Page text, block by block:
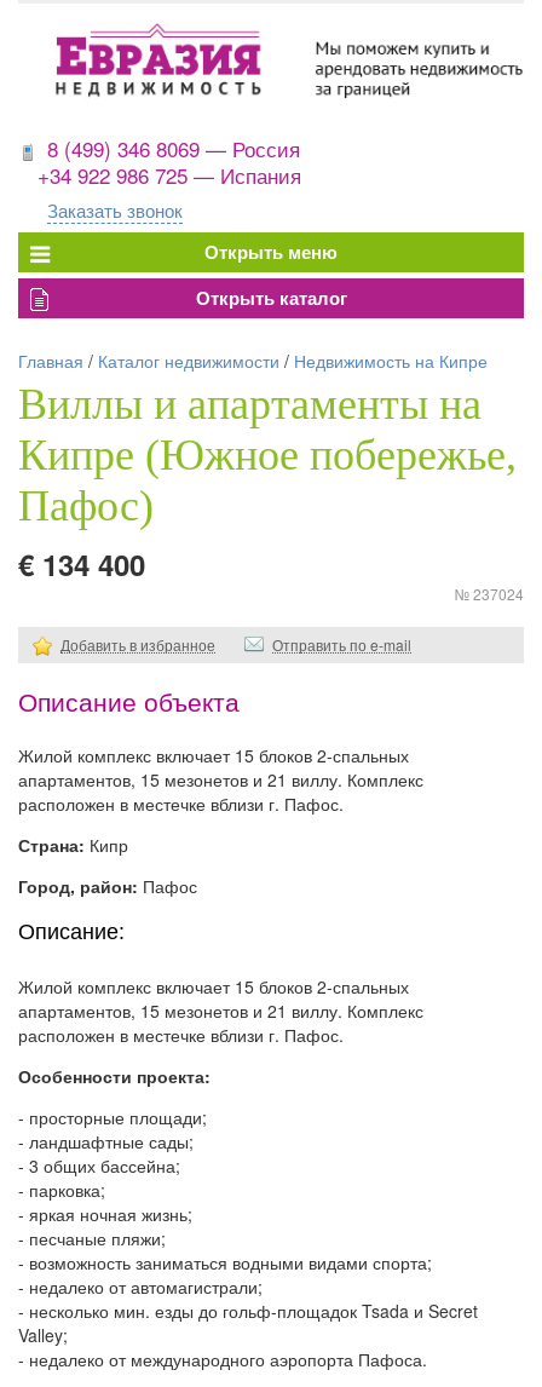
8 (499) 346 8069 — Россия
+34 922 986 725 — Испания
Заказать звонок
Главная / Каталог недвижимости / Недвижимость на Кипре
Виллы и апартаменты на
Кипре (Южное побережье,
Пафос)
€ 134 400
№ 237024
Добавить в избранное Отправить по e-mail
Описание объекта
Жилой комплекс включает 15 блоков 2-спальных
апартаментов, 15 мезонетов и 21 виллу. Комплекс
расположен в местечке вблизи г. Пафос.
Страна: Кипр
Город, район: Пафос
Описание:
Жилой комплекс включает 15 блоков 2-спальных
апартаментов, 15 мезонетов и 21 виллу. Комплекс
расположен в местечке вблизи г. Пафос.
Особенности проекта:
- просторные площади;
- ландшафтные сады;
- 3 общих бассейна;
- парковка;
- яркая ночная жизнь;
- песчаные пляжи;
- возможность заниматься водными видами спорта;
- недалеко от автомагистрали;
- несколько мин. езды до гольф-площадок Tsada и Secret
Valley;
- недалеко от международного аэропорта Пафоса.